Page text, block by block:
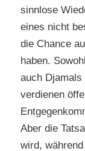
sinnlose
eines nicht
die Chance
haben.
auch Djamals
verdienen
Aber die
wird,